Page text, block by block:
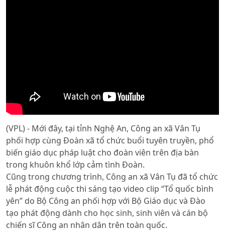
(VPL) - Mới đây, tại tỉnh Nghệ An, Công an xã Vân Tụ
phối hợp cùng Đoàn xã tổ chức buổi tuyên truyền, phổ
biến giáo dục pháp luật cho đoàn viên trên địa bàn
trong khuôn khổ lớp cảm tình Đoàn.
Cũng trong chương trình, Công an xã Vân Tụ đã tổ chức
lễ phát động cuộc thi sáng tạo video clip “Tổ quốc bình
yên” do Bộ Công an phối hợp với Bộ Giáo dục và Đào
tạo phát động dành cho học sinh, sinh viên và cán bộ
chiến sĩ Công an nhân dân trên toàn quốc.